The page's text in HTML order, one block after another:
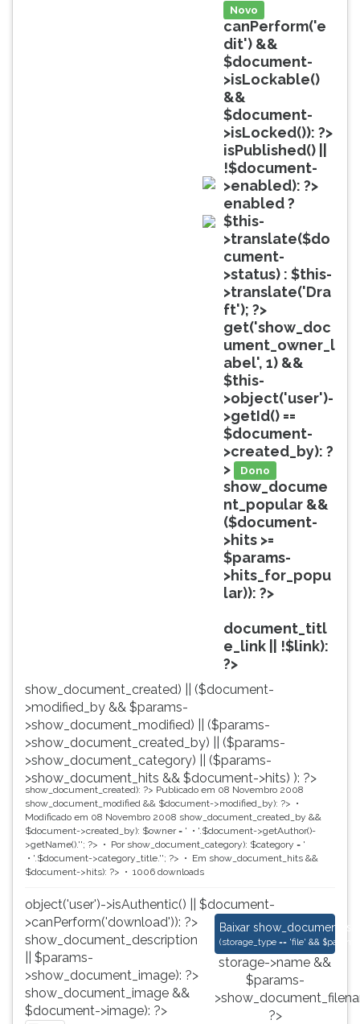
doc
doc
Novo
canPerform('e
dit') &&
$document-
>isLockable()
&&
$document-
>isLocked()): ?>
isPublished() ||
!$document-
>enabled): ?>
enabled ?
$this-
>translate($do
cument-
>status) : $this-
>translate('Dra
ft'); ?>
get('show_doc
ument_owner_l
abel', 1) &&
$this-
>object('user')-
>getId() ==
$document-
>created_by): ?
>
Dono
show_docume
nt_popular &&
($document-
>hits >=
$params-
>hits_for_popu
lar)): ?>
document_titl
e_link || !$link):
?>
show_document_created) || ($document-
>modified_by && $params-
>show_document_modified) || ($params-
>show_document_created_by) || ($params-
>show_document_category) || ($params-
>show_document_hits && $document->hits) ): ?>
show_document_created): ?> Publicado em 08 Novembro 2008
show_document_modified && $document->modified_by): ?>
Modificado em 08 Novembro 2008 show_document_created_by &&
$document->created_by): $owner = '
'.$document->getAuthor()-
>getName().''; ?> Por show_document_category): $category = '
'.$document->category_title.''; ?> Em show_document_hits &&
$document->hits): ?>
1006 downloads
object('user')->isAuthentic() || $document-
>canPerform('download')): ?>
Baixar Machado de Assis -
(storage_type == 'file' &&
storage->name &&
$params-
?>
show_document_description
|| $params-
>show_document_image): ?>
show_document_image &&
$document->image): ?>